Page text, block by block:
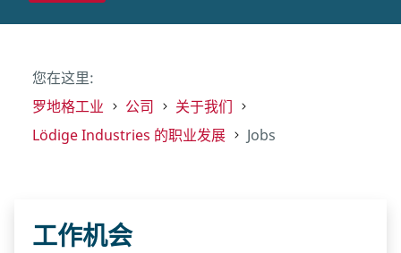
您在这里:
罗地格工业
公司
关于我们
Lödige Industries 的职业发展
Jobs
工作机会